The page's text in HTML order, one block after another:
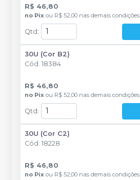
R$ 46,80
no Pix ou R$ 52,00 nas demais condições
Qtd :
30U (Cor B2)
Cód. 18384
R$ 46,80
no Pix ou R$ 52,00 nas demais condições
Qtd :
30U (Cor C2)
Cód. 18228
R$ 46,80
no Pix ou R$ 52,00 nas demais condições